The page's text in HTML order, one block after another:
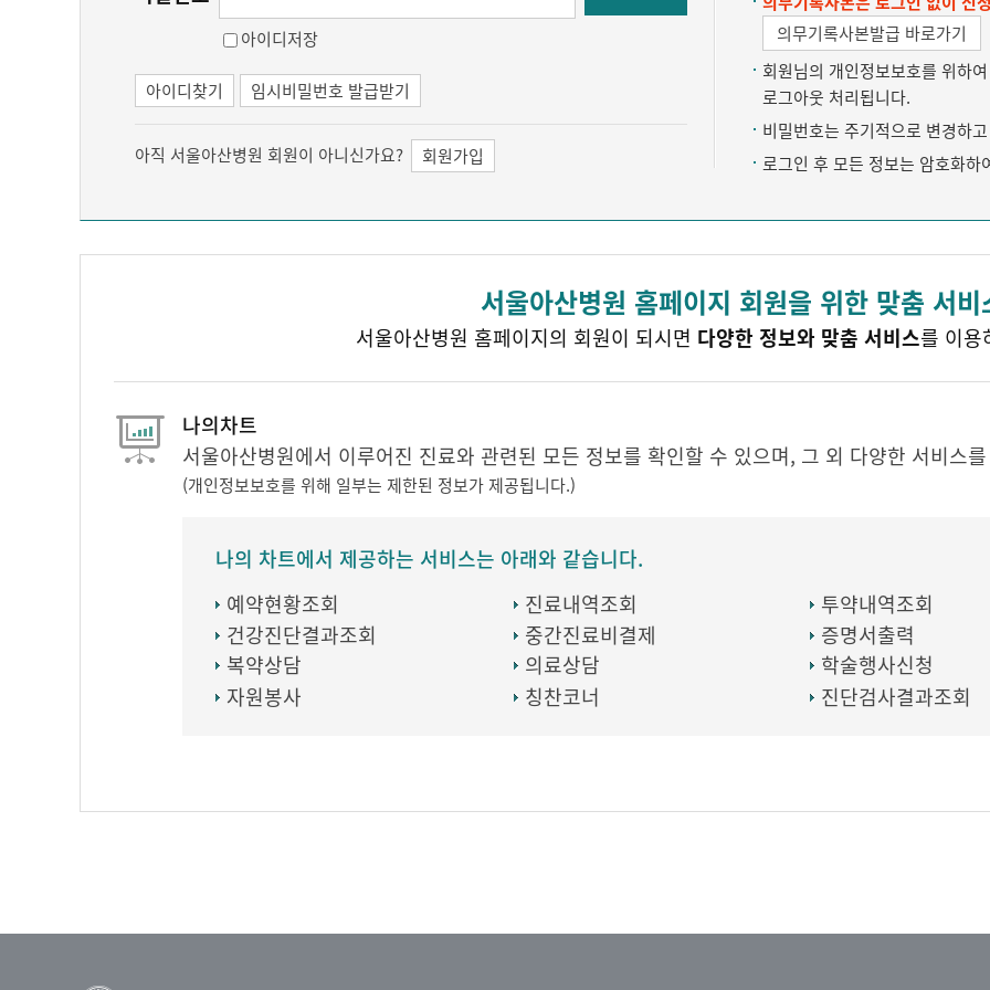
아이디저장
아이디찾기 임시비밀번호 발급받기
아직 서울아산병원 회원이 아니신가요? 회원가입
의무기록사본발급 바로가기
회원님의 개인정보보호를 위하
로그아웃 처리됩니다.
비밀번호는 주기적으로 변경하
로그인 후 모든 정보는 암호화하
서울아산병원 홈페이지 회원을 위한 맞춤 서비
서울아산병원 홈페이지의 회원이 되시면 다양한 정보와 맞춤 서비스를 이용
나의차트
서울아산병원에서 이루어진 진료와 관련된 모든 정보를 확인할 수 있으며, 그 외 다양한 서비스
(개인정보보호를 위해 일부는 제한된 정보가 제공됩니다.)
나의 차트에서 제공하는 서비스는 아래와 같습니다.
예약현황조회
건강진단결과조회
복약상담
자원봉사
진료내역조회
중간진료비결제
의료상담
칭찬코너
투약내역조회
증명서출력
학술행사신청
진단검사결과조회